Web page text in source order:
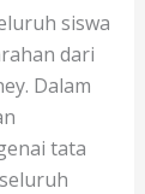
siswa
dari
Dalam
tata